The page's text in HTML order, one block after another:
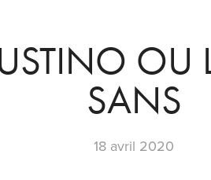
OU
SANS
18 avril 2020